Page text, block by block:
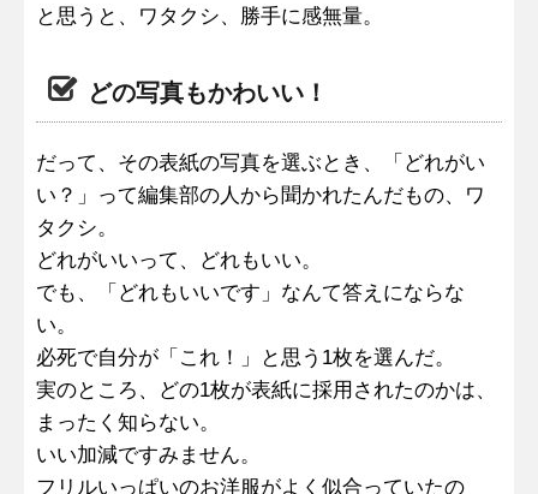
と思うと、ワタクシ、勝手に感無量。
どの写真もかわいい！
だって、その表紙の写真を選ぶとき、「どれがい
い？」って編集部の人から聞かれたんだもの、ワ
タクシ。
どれがいいって、どれもいい。
でも、「どれもいいです」なんて答えにならな
い。
必死で自分が「これ！」と思う1枚を選んだ。
実のところ、どの1枚が表紙に採用されたのかは、
まったく知らない。
いい加減ですみません。
フリルいっぱいのお洋服がよく似合っていたの